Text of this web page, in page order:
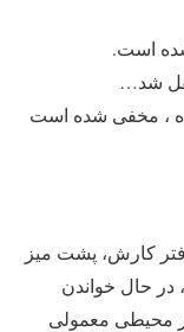
است.
شد…
سایت مژده ، مخفی شده است
کارش، پشت میز
در حال خواندن
محیطی معمولی